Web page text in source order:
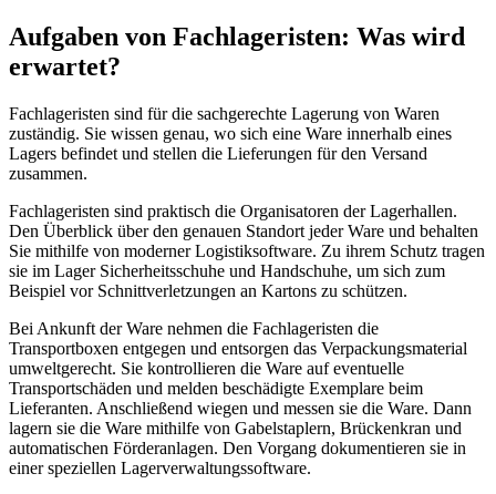
Aufgaben von Fachlageristen: Was wird
erwartet?
Fachlageristen sind für die sachgerechte Lagerung von Waren
zuständig. Sie wissen genau, wo sich eine Ware innerhalb eines
Lagers befindet und stellen die Lieferungen für den Versand
zusammen.
Fachlageristen sind praktisch die Organisatoren der Lagerhallen.
Den Überblick über den genauen Standort jeder Ware und behalten
Sie mithilfe von moderner Logistiksoftware. Zu ihrem Schutz tragen
sie im Lager Sicherheitsschuhe und Handschuhe, um sich zum
Beispiel vor Schnittverletzungen an Kartons zu schützen.
Bei Ankunft der Ware nehmen die Fachlageristen die
Transportboxen entgegen und entsorgen das Verpackungsmaterial
umweltgerecht. Sie kontrollieren die Ware auf eventuelle
Transportschäden und melden beschädigte Exemplare beim
Lieferanten. Anschließend wiegen und messen sie die Ware. Dann
lagern sie die Ware mithilfe von Gabelstaplern, Brückenkran und
automatischen Förderanlagen. Den Vorgang dokumentieren sie in
einer speziellen Lagerverwaltungssoftware.